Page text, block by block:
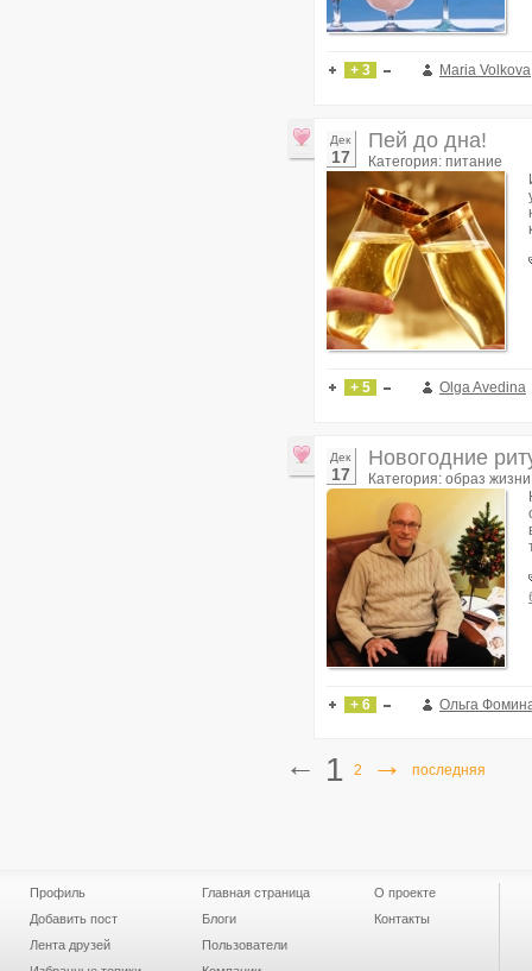
+ 3 Maria Volkova
Дек
17
Пей до дна!
Категория: питание
+ 5 Olga Avedina
Дек
17
Новогодние
Категория: образ жизни
+ 6 Ольга
← 1 2 → последняя
Профиль
Добавить пост
Лента друзей
Главная страница
Блоги
Пользователи
О проекте
Контакты